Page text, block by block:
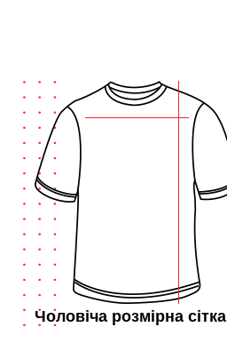
Чоловіча розмірна сітка